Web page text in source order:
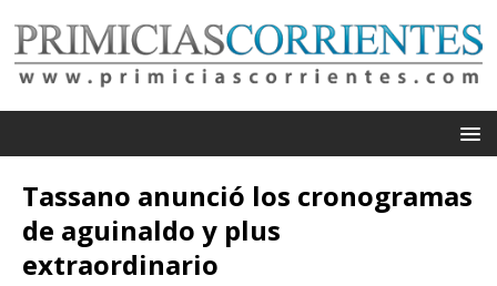
Tassano anunció los cronogramas
de aguinaldo y plus
extraordinario